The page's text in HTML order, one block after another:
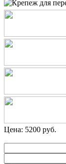
Цена: 5200 руб.